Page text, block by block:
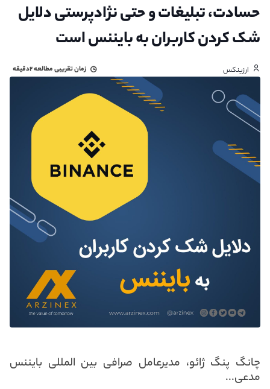
حسادت، تبلیغات و حتی نژادپرستی دلایل
شک کردن کاربران به بایننس است
ارزینکس زمان تقریبی مطالعه۲دقیقه
چانگ پنگ ژائو، مدیرعامل صرافی بین المللی بایننس
مدعی...